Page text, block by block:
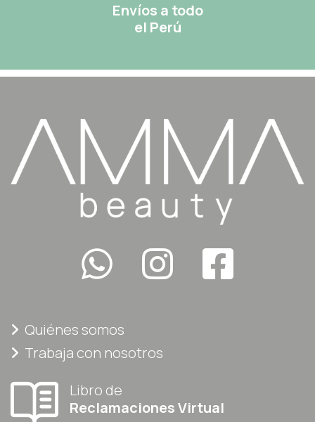
Envíos a todo
el Perú
Quiénes somos
Trabaja con nosotros
Libro de
Reclamaciones Virtual